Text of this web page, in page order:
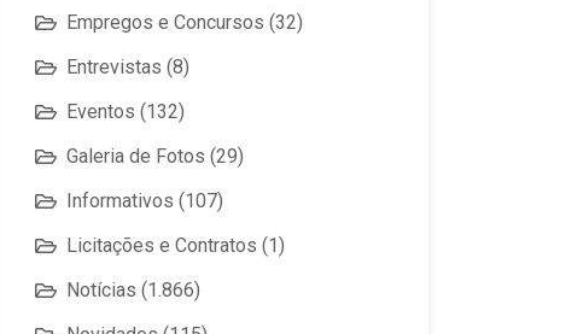
Empregos e Concursos (32)
Entrevistas (8)
Eventos (132)
Galeria de Fotos (29)
Informativos (107)
Licitações e Contratos (1)
Notícias (1.866)